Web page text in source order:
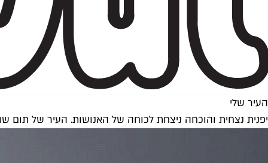
העיר שלי
יפנית נצחית והוכחה ניצחת לכוחה של האנושות. העיר של תום